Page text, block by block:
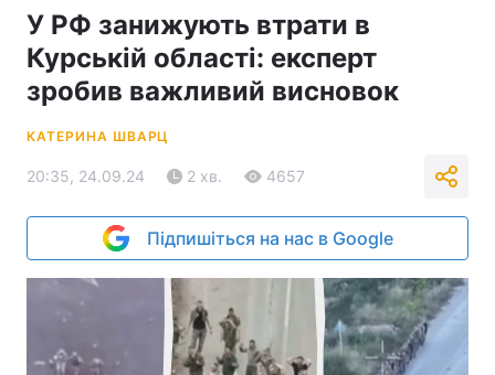
У РФ занижують втрати в
Курській області: експерт
зробив важливий висновок
КАТЕРИНА ШВАРЦ
20:35, 24.09.24 2 хв. 4657
Підпишіться на нас в Google